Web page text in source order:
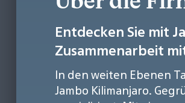
Entdecken Sie mit
Zusammenarbeit
In den weiten Ebenen
Jambo Kilimanjaro.